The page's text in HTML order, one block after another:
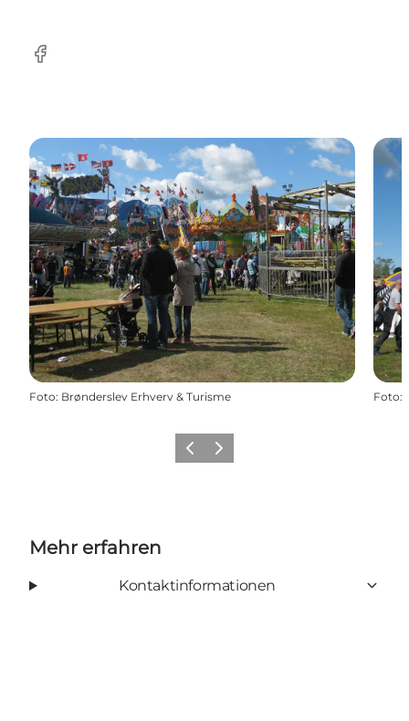
Facebook
Foto: Brønderslev Erhverv & Turisme Foto:
ZurückWeiter
Mehr erfahren
Kontaktinformationen